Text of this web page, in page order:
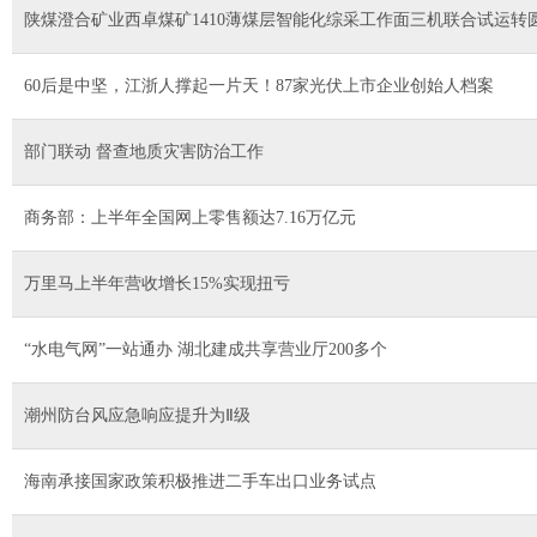
陕煤澄合矿业西卓煤矿1410薄煤层智能化综采工作面三机联合试运转
60后是中坚，江浙人撑起一片天！87家光伏上市企业创始人档案
部门联动 督查地质灾害防治工作
商务部：上半年全国网上零售额达7.16万亿元
万里马上半年营收增长15%实现扭亏
“水电气网”一站通办 湖北建成共享营业厅200多个
潮州防台风应急响应提升为Ⅱ级
海南承接国家政策积极推进二手车出口业务试点